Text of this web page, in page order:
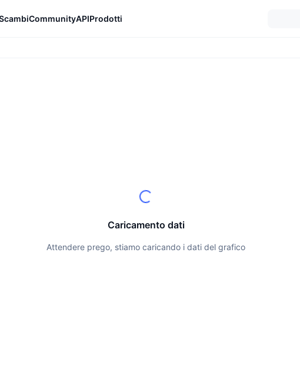
CommunityAPIProdotti
Caricamento dati
Attendere prego, stiamo caricando i dati del grafico